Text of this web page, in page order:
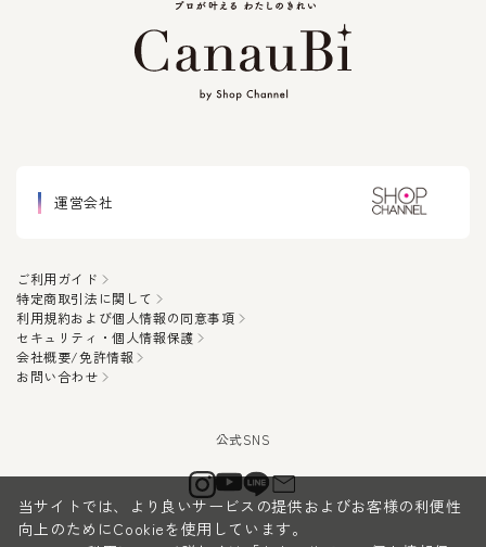
運営会社
ご利用ガイド
特定商取引法に関して
利用規約および個人情報の同意事項
セキュリティ・個人情報保護
会社概要/免許情報
お問い合わせ
当サイトでは、より良いサービスの提供およびお客様の利便性
向上のためにCookieを使用しています。